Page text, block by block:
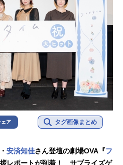
ェア タグ画像まとめ
安済知佳さん登壇の劇場OVA『フ
レポートが到着！ サプライズゲ